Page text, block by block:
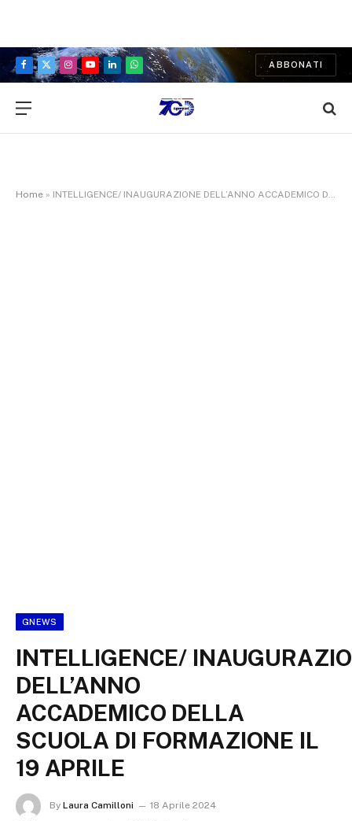
Facebook
X
Instagram
YouTubeLinkedInWhatsApp
ABBONATI
Home » INTELLIGENCE/ INAUGURAZIONE DELL’ANNO ACCADEMICO DELLA SCUOLA DI FORMAZIONE IL 19 APRILE
GNEWS
INTELLIGENCE/
DELL’ANNO
ACCADEMICO DELLA
SCUOLA DI FORMAZIONE IL
19 APRILE
By Laura Camilloni
18 Aprile 2024